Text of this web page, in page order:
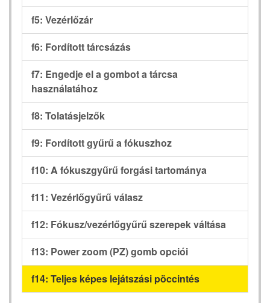
f5: Vezérlőzár
f6: Fordított tárcsázás
f7: Engedje el a gombot a tárcsa
használatához
f8: Tolatásjelzők
f9: Fordított gyűrű a fókuszhoz
f10: A fókuszgyűrű forgási tartománya
f11: Vezérlőgyűrű válasz
f12: Fókusz/vezérlőgyűrű szerepek váltása
f13: Power zoom (PZ) gomb opciói
f14: Teljes képes lejátszási pöccintés